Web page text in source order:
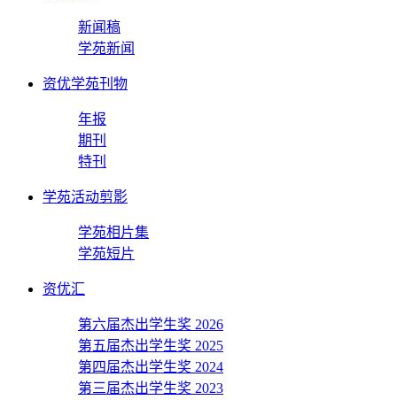
新闻稿
学苑新闻
资优学苑刊物
年报
期刊
特刊
学苑活动剪影
学苑相片集
学苑短片
资优汇
第六届杰出学生奖 2026
第五届杰出学生奖 2025
第四届杰出学生奖 2024
第三届杰出学生奖 2023